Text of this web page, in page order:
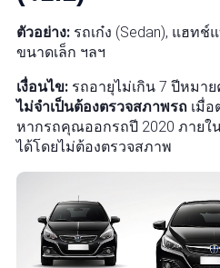
ตัวอย่าง: รถเก๋ง (Sedan), แฮทช์
ขนาดเล็ก ฯลฯ
เงื่อนไข: รถอายุไม่เกิน 7 ปีหมา
ไม่จำเป็นต้องตรวจสภาพรถ เมื่อ
หากรถคุณออกรถปี 2020 ภายใ
ได้โดยไม่ต้องตรวจสภาพ